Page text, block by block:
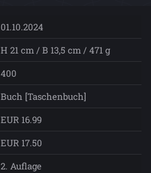
01.10.2024
H 21 cm / B 13,5 cm / 471 g
400
Buch [Taschenbuch]
EUR 16.99
EUR 17.50
2. Auflage